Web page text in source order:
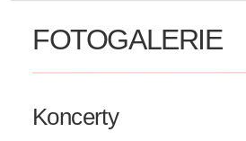
FOTOGALERIE
Koncerty